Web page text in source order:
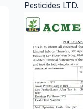
Pesticides LTD.